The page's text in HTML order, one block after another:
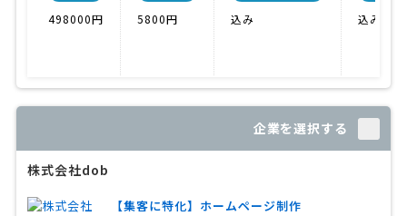
498000円
5800円
込み
込み
企業を選択する
株式会社dob
【集客に特化】ホームページ制作